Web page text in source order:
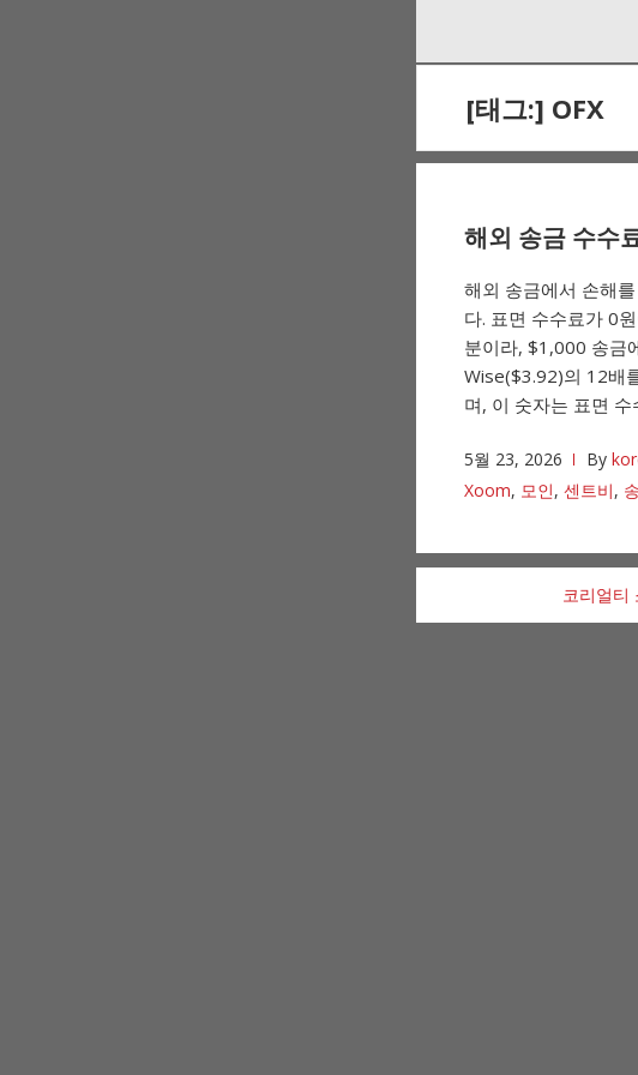
[태그:] OFX
해외 송금 수수
해외 송금에서 손해
다. 표면 수수료가 0
분이라, $1,000 송금
Wise($3.92)의 12배
며, 이 숫자는 표면
5월 23, 2026 By
Xoom, 모인, 센트비,
코리얼티